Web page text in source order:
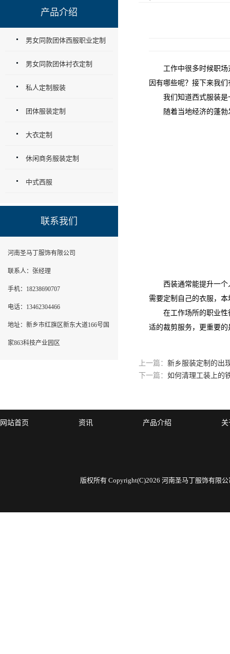
工作中很多时候职场对
因有哪些呢？接下来我
我们知道西式服装是一
随着当地经济的蓬勃发
西装通常能提升一个人
需要定制自己的衣服，
在工作场所的职业性往
适的裁剪服务，更重要
上一篇： 新乡服装定制的出
下一篇： 如何清理工装上的
产品介绍
男女同款团体西服职业定制
男女同款团体衬衣定制
私人定制服装
团体服装定制
大衣定制
休闲商务服装定制
中式西服
联系我们
河南圣马丁服饰有限公司
联系人：张经理
手机：18238690707
电话：13462304466
地址：新乡市红旗区新东大道166号国
家863科技产业园区
网站首页 资讯 产品介绍
版权所有 Copyright(C)2026 河南圣马丁服饰有限